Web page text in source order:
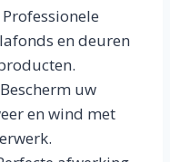
en deuren
uw
en wind met